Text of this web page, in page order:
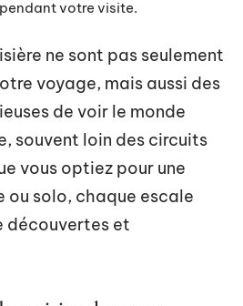
pendant votre visite.
ne sont pas seulement
voyage, mais aussi des
de voir le monde
souvent loin des circuits
vous optiez pour une
ou solo, chaque escale
découvertes et